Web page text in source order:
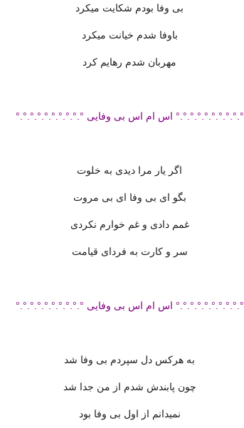
بی وفا بودم شکایت میکرد
باوفا شدم خیانت میکرد
مهربان شدم رهایم کرد
°.°.°.°.°.°.°.°.°.° اس ام اس بی وفایی °.°.°.°.°.°.°.°.°.°
اگر یار مرا دیدی به خلوت
بگو ای بی وفا ای بی مروت
غمم دادی و غم خوارم نکردی
سر و کارت به فردای قیامت
°.°.°.°.°.°.°.°.°.° اس ام اس بی وفایی °.°.°.°.°.°.°.°.°.°
به هرکس دل سپردم بی وفا شد
چون پابندش شدم از من جدا شد
نمیدانم از اول بی وفا بود